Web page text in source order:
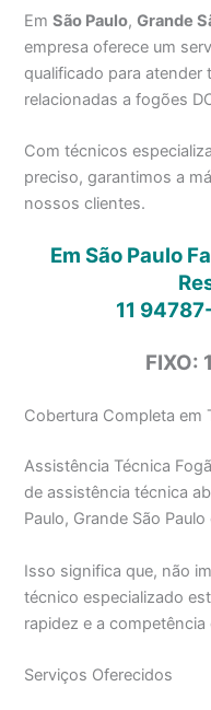
EmSão Paulo,Grande
empresa oferece um
qualificado para atender
relacionadas a fogões
Com técnicos
preciso, garantimos a
nossos clientes.
Em São Paulo
11
FIXO:
Cobertura Completa em
Assistência Técnica
de assistência técnica
Paulo, Grande São Paulo
Isso significa que, não
técnico especializado
rapidez e a
Serviços Oferecidos